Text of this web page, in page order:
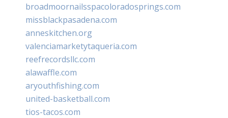
broadmoornailsspacoloradosprings.com
missblackpasadena.com
anneskitchen.org
valenciamarketytaqueria.com
reefrecordsllc.com
alawaffle.com
aryouthfishing.com
united-basketball.com
tios-tacos.com